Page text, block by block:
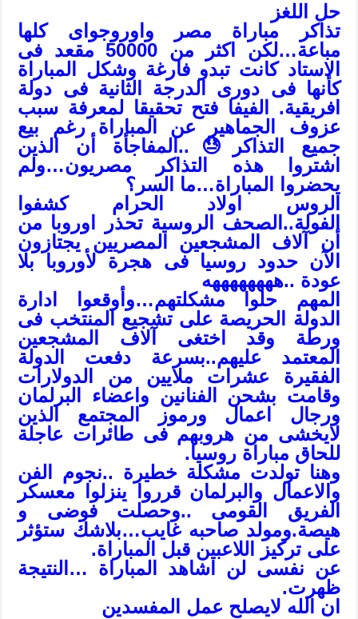
حل اللغز
تذاكر مباراة مصر واوروجواى كلها
مباعة…لكن اكثر من 50000 مقعد فى
الاستاد كانت تبدو فارغة وشكل المباراة
كأنها فى دورى الدرجة الثانية فى دولة
افريقية. الفيفا فتح تحقيقا لمعرفة سبب
عزوف الجماهير عن المباراة رغم بيع
جميع التذاكر
😓 ..المفاجأة أن الذين
اشتروا هذه التذاكر مصريون…ولم
يحضروا المباراة…ما السر؟
الروس اولاد الحرام كشفوا
الفولة..الصحف الروسية تحذر اوروبا من
أن آلاف المشجعين المصريين يجتازون
الآن حدود روسيا فى هجرة لأوروبا بلا
عودة ..ههههههههه
المهم حلوا مشكلتهم…وأوقعوا ادارة
الدولة الحريصة على تشجيع المنتخب فى
ورطة وقد اختغى آلاف المشجعين
المعتمد عليهم..بسرعة دفعت الدولة
الفقيرة عشرات ملايين من الدولارات
وقامت بشحن الفنانين واعضاء البرلمان
ورجال اعمال ورموز المجتمع الذين
لايخشى من هروبهم فى طائرات عاجلة
للحاق مباراة روسيا.
وهنا تولدت مشكلة خطيرة ..نجوم الفن
والاعمال والبرلمان قرروا ينزلوا معسكر
الفريق القومى ..وحصلت فوضى و
هيصة.ومولد صاحبه غايب…بلاشك ستؤثر
على تركيز اللاعبين قبل المباراة.
عن نفسى لن اشاهد المباراة …النتيجة
ظهرت.
ان الله لايصلح عمل المفسدين